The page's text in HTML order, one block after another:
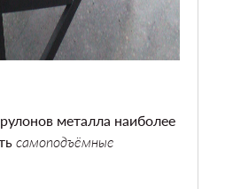
металла наиболее
самоподъёмные